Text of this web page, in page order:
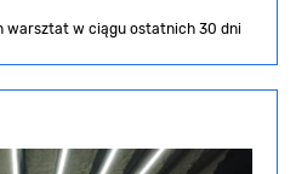
warsztat w ciągu ostatnich 30 dni